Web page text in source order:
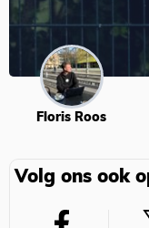
Floris Roos
Volg ons ook